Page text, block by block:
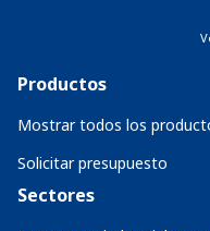
Productos
Mostrar todos los
Solicitar presupuesto
Sectores